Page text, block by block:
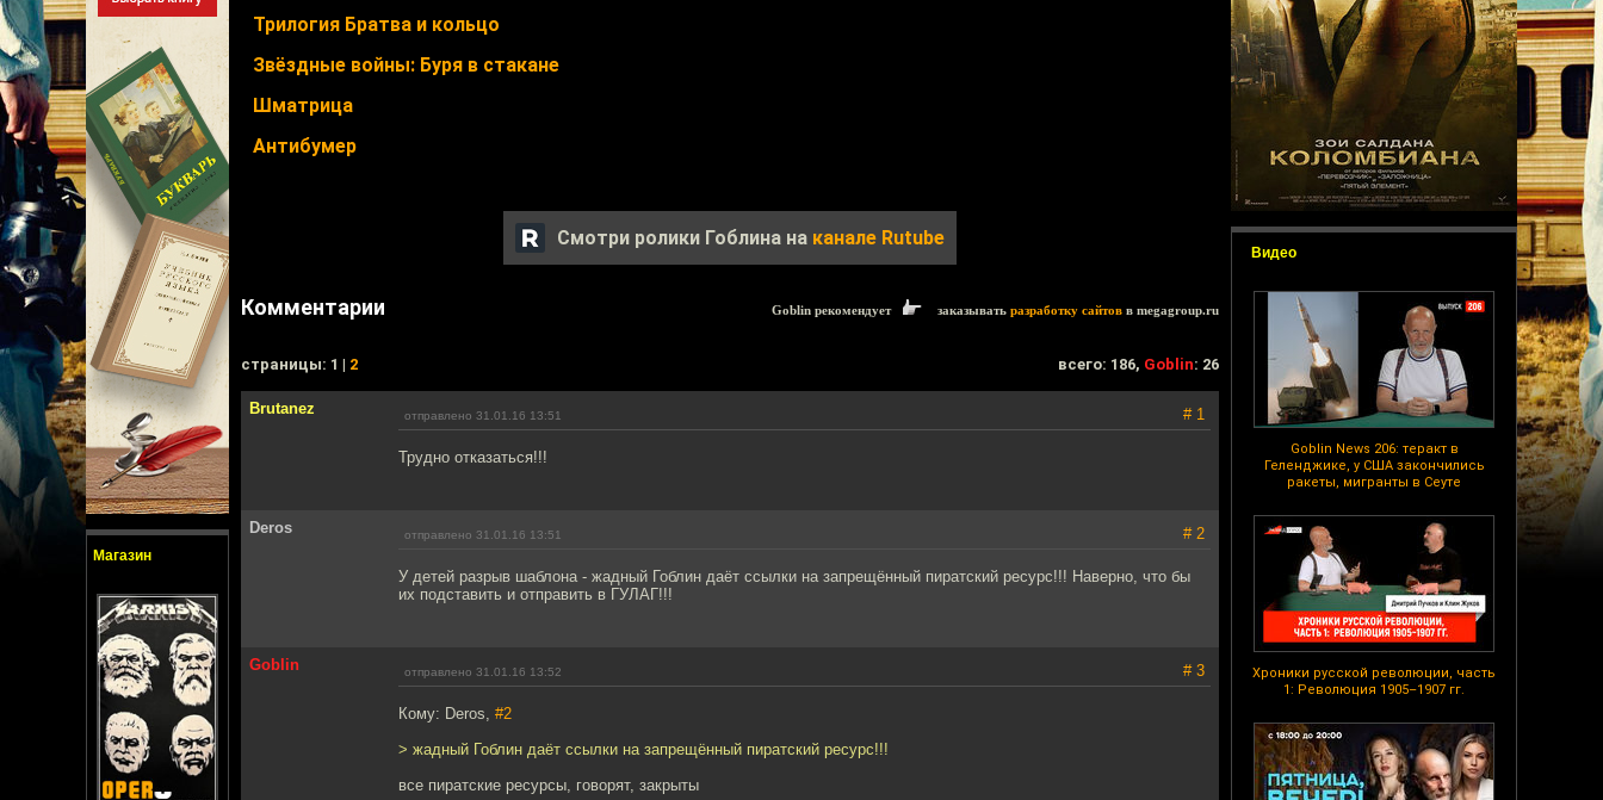
Магазин
Видео
Goblin News 206: теракт в
Геленджике, у США закончились
ракеты, мигранты в Сеуте
Хроники русской революции, часть
1: Революция 1905–1907 гг.
Трилогия Братва и кольцо
Звёздные войны: Буря в стакане
Шматрица
Антибумер
Смотри ролики Гоблина на канале Rutube
Комментарии Goblin рекомендует заказывать разработку сайтов в megagroup.ru
cтраницы: 1 | 2 всего: 186, Goblin: 26
Brutanez отправлено 31.01.16 13:51 # 1
Трудно отказаться!!!
Deros отправлено 31.01.16 13:51 # 2
У детей разрыв шаблона - жадный Гоблин даёт ссылки на запрещённый пиратский ресурс!!! Наверно, что бы
их подставить и отправить в ГУЛАГ!!!
Goblin отправлено 31.01.16 13:52 # 3
Кому: Deros, #2
> жадный Гоблин даёт ссылки на запрещённый пиратский ресурс!!!
все пиратские ресурсы, говорят, закрыты